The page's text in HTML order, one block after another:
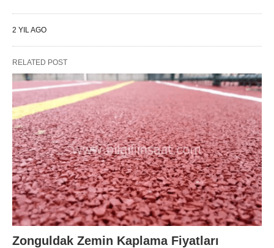
2 YIL AGO
RELATED POST
Zonguldak Zemin Kaplama Fiyatları